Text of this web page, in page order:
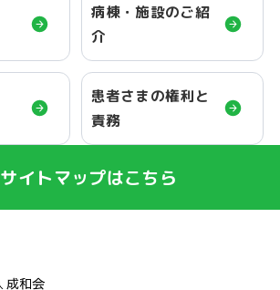
病棟・施設のご紹
介
患者さまの権利と
責務
サイトマップはこちら